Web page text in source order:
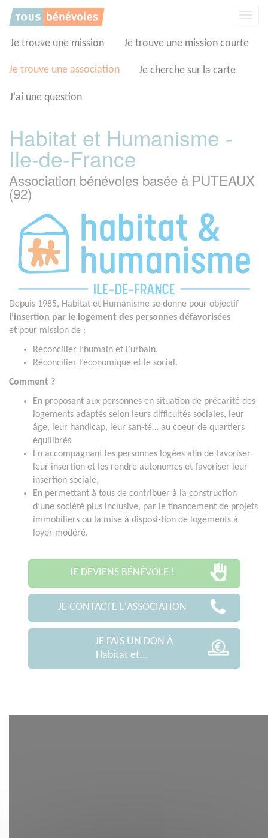
Je trouve une mission Je trouve une mission courte
Je trouve une association Je cherche sur la carte
J'ai une question
Habitat et Humanisme -
Ile-de-France
Association bénévoles basée à PUTEAUX
(92)
Depuis 1985, Habitat et Humanisme se donne pour objectif
l’insertion par le logement des personnes défavorisées
et pour mission de :
Réconcilier l’humain et l’urbain,
Réconcilier l’économique et le social.
Comment ?
En proposant aux personnes en situation de précarité des
logements adaptés selon leurs difficultés sociales, leur
âge, leur handicap, leur san-té… au coeur de quartiers
équilibrés
En accompagnant les personnes logées afin de favoriser
leur insertion et les rendre autonomes et favoriser leur
insertion sociale,
En permettant à tous de contribuer à la construction
d’une société plus inclusive, par le financement de projets
immobiliers ou la mise à disposi-tion de logements à
loyer modéré.
JE DEVIENS BÉNÉVOLE !
JE CONTACTE L'ASSOCIATION
JE FAIS UN DON À
Habitat et...
Panneau de gestion des cookies